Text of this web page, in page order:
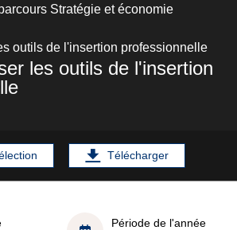
Stratégie et économie
outils de l'insertion professionnelle
les outils de l'insertion
Télécharger
Période de l'année